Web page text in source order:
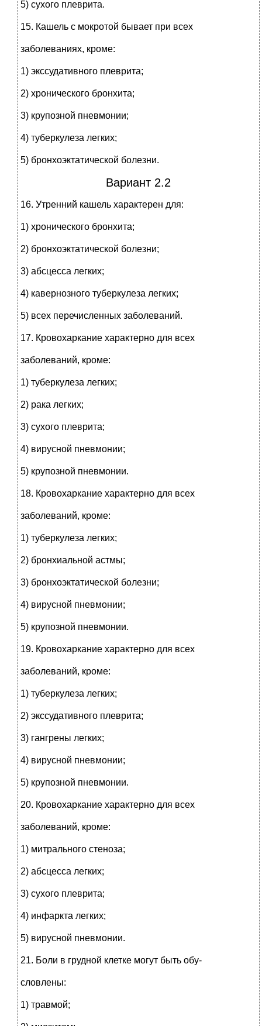
5) сухого плеврита.
15. Кашель с мокротой бывает при всех
заболеваниях, кроме:
1) экссудативного плеврита;
2) хронического бронхита;
3) крупозной пневмонии;
4) туберкулеза легких;
5) бронхоэктатической болезни.
Вариант 2.2
16. Утренний кашель характерен для:
1) хронического бронхита;
2) бронхоэктатической болезни;
3) абсцесса легких;
4) кавернозного туберкулеза легких;
5) всех перечисленных заболеваний.
17. Кровохаркание характерно для всех
заболеваний, кроме:
1) туберкулеза легких;
2) рака легких;
3) сухого плеврита;
4) вирусной пневмонии;
5) крупозной пневмонии.
18. Кровохаркание характерно для всех
заболеваний, кроме:
1) туберкулеза легких;
2) бронхиальной астмы;
3) бронхоэктатической болезни;
4) вирусной пневмонии;
5) крупозной пневмонии.
19. Кровохаркание характерно для всех
заболеваний, кроме:
1) туберкулеза легких;
2) экссудативного плеврита;
3) гангрены легких;
4) вирусной пневмонии;
5) крупозной пневмонии.
20. Кровохаркание характерно для всех
заболеваний, кроме:
1) митрального стеноза;
2) абсцесса легких;
3) сухого плеврита;
4) инфаркта легких;
5) вирусной пневмонии.
21. Боли в грудной клетке могут быть обу-
словлены:
1) травмой;